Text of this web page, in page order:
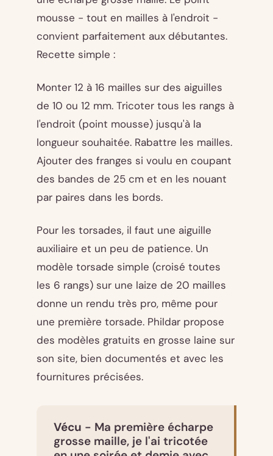
mousse - tout en mailles à l'endroit -
convient parfaitement aux débutantes.
Recette simple :
Monter 12 à 16 mailles sur des aiguilles
de 10 ou 12 mm. Tricoter tous les rangs à
l'endroit (point mousse) jusqu'à la
longueur souhaitée. Rabattre les mailles.
Ajouter des franges si voulu en coupant
des bandes de 25 cm et en les nouant
par paires dans les bords.
Pour les torsades, il faut une aiguille
auxiliaire et un peu de patience. Un
modèle torsade simple (croisé toutes
les 6 rangs) sur une laize de 20 mailles
donne un rendu très pro, même pour
une première torsade. Phildar propose
des modèles gratuits en grosse laine sur
son site, bien documentés et avec les
fournitures précisées.
Vécu - Ma première écharpe
grosse maille, je l'ai tricotée